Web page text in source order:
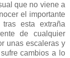
que no viene a
el importante
esta extraña
de cualquier
unas escaleras y
cambios a lo